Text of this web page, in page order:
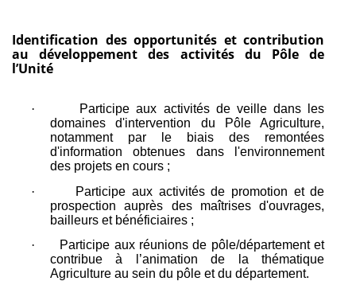
Identification des opportunités et contribution
au développement des activités du Pôle de
l’Unité
·
Participe aux activités de veille dans les
domaines d'intervention du Pôle Agriculture,
notamment par le biais des remontées
d'information obtenues dans l'environnement
des projets en cours ;
·
Participe aux activités de promotion et de
prospection auprès des maîtrises d'ouvrages,
bailleurs et bénéficiaires ;
·
Participe aux réunions de pôle/département et
contribue à l’animation de la thématique
Agriculture au sein du pôle et du département.